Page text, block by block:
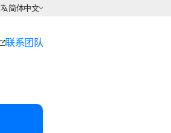
简体中文
选择语言
联系团队